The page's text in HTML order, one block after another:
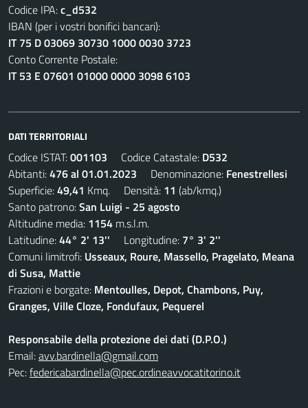
Codice IPA:c_d532
IBAN (per i vostri bonifici bancari):
IT 75 D 03069 30730 1000 0030 3723
Conto Corrente Postale:
IT 53 E 07601 01000 0000 3098 6103
DATI TERRITORIALI
Codice ISTAT:001103 Codice Catastale: D532
Abitanti:476 al 01.01.2023 Denominazione: Fenestrellesi
Superficie:49,41 Kmq. Densità: 11 (ab/kmq.)
Santo patrono:San Luigi - 25 agosto
Altitudine media: 1154 m.s.l.m.
Latitudine:44° 2' 13'' Longitudine: 7° 3' 2''
Comuni limitrofi: Usseaux, Roure, Massello, Pragelato, Meana
di Susa, Mattie
Frazioni e borgate: Mentoulles, Depot, Chambons, Puy,
Granges, Ville Cloze, Fondufaux, Pequerel
Responsabile della protezione dei dati (D.P.O.)
Email:avv.bardinella@gmail.com
Pec:federicabardinella@pec.ordineavvocatitorino.it